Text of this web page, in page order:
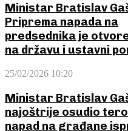
Ministar Bratislav
Priprema napada na
predsednika je
na državu i ustavni
25/02/2026 10:20
Ministar Bratislav
najoštrije osudio
napad na građane